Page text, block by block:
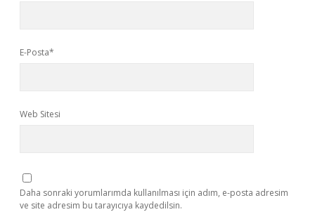
E-Posta*
Web Sitesi
Daha sonraki yorumlarımda kullanılması için adım, e-posta adresim
ve site adresim bu tarayıcıya kaydedilsin.